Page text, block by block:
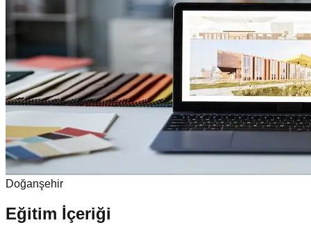
Doğanşehir
Eğitim İçeriği